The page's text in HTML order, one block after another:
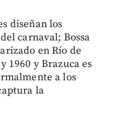
diseñan los
carnaval; Bossa
en Río de
1960 y Brazuca es
a los
la